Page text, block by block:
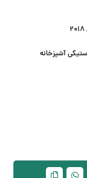
آشپزخانه